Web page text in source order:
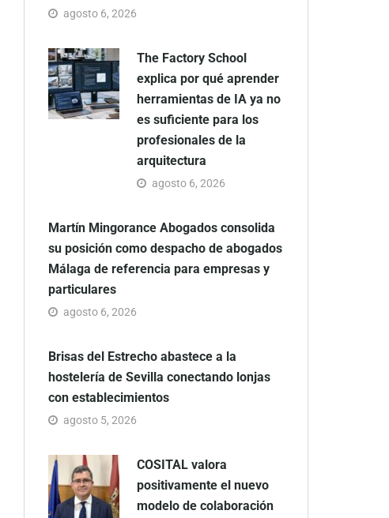
agosto 6, 2026
The Factory School
explica por qué aprender
herramientas de IA ya no
es suficiente para los
profesionales de la
arquitectura
agosto 6, 2026
Martín Mingorance Abogados consolida
su posición como despacho de abogados
Málaga de referencia para empresas y
particulares
agosto 6, 2026
Brisas del Estrecho abastece a la
hostelería de Sevilla conectando lonjas
con establecimientos
agosto 5, 2026
COSITAL valora
positivamente el nuevo
modelo de colaboración